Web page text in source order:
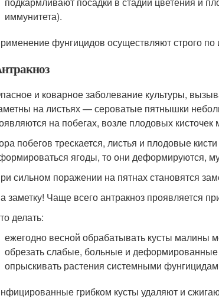
иммунитета).
фунгицидов осуществляют строго по
и коварное заболевание культуры,
на листьях — сероватые пятнышки
на побегах, возле плодовых кисточек
побегов трескается, листья и плодовые
ягоды, то они деформируются,
сильном поражении на пятнах становятся
заметку! Чаще всего антракноз проявляется
делать:
ежегодно весной обрабатывать кусты малины
обрезать слабые, больные и деформированные
опрыскивать растения системными
грибком кусты удаляют и